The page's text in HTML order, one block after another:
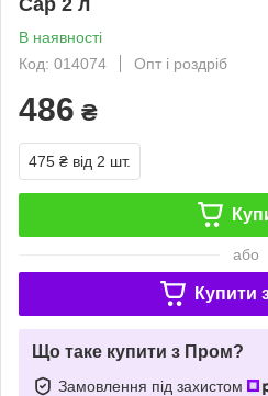
В наявності
Код: 014074
Опт і роздріб
486 ₴
475 ₴ від 2 шт.
або
Купити
Що таке купити з Пром?
Замовлення під захистом